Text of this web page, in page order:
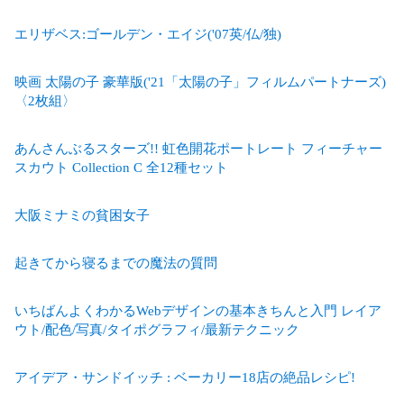
エリザベス:ゴールデン・エイジ('07英/仏/独)
映画 太陽の子 豪華版('21「太陽の子」フィルムパートナーズ)
〈2枚組〉
あんさんぶるスターズ!! 虹色開花ポートレート フィーチャー
スカウト Collection C 全12種セット
大阪ミナミの貧困女子
起きてから寝るまでの魔法の質問
いちばんよくわかるWebデザインの基本きちんと入門 レイア
ウト/配色/写真/タイポグラフィ/最新テクニック
アイデア・サンドイッチ : ベーカリー18店の絶品レシピ!